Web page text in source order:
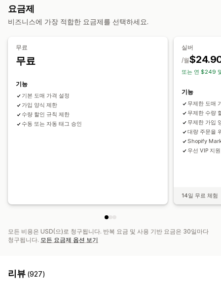
주문 관리
주문 상태
도매가
사용자 지정 할인
가져오기 및 내보내기
요금제
비즈니스에 가장 적합한 요금제를 선택하세요.
무료
무료
기능
기본 도매 가격 설정
가입 양식 제한
수량 할인 규칙 제한
수동 또는 자동 태그 승인
실버
/월
또는 연 $249
기능
무제한 도매
무제한 수량
무제한 가입
대량 주문을
Shopify
우선 VIP 지원
14일 무료 체험
모든 비용은 USD(으)로 청구됩니다. 반복 요금 및 사용 기반 요금은 30일마다
청구됩니다. 모든 요금제 옵션 보기
리뷰 (927)